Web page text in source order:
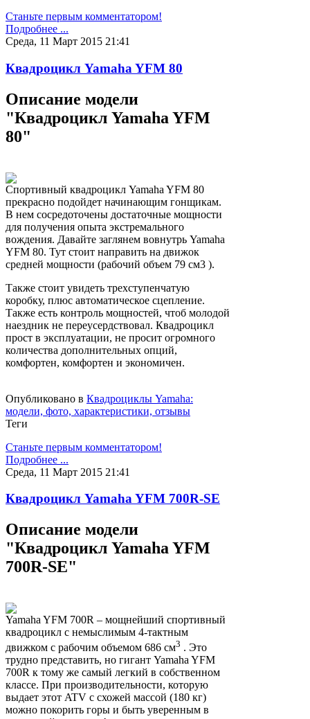
Станьте первым комментатором!
Подробнее ...
Среда, 11 Март 2015 21:41
Квадроцикл Yamaha YFM 80
Описание модели
"Квадроцикл Yamaha YFM
80"
Спортивный квадроцикл Yamaha YFM 80
прекрасно подойдет начинающим гонщикам.
В нем сосредоточены достаточные мощности
для получения опыта экстремального
вождения. Давайте заглянем вовнутрь Yamaha
YFM 80. Тут стоит направить на движок
средней мощности (рабочий объем 79 см3 ).
Также стоит увидеть трехступенчатую
коробку, плюс автоматическое сцепление.
Также есть контроль мощностей, чтоб молодой
наездник не переусердствовал. Квадроцикл
прост в эксплуатации, не просит огромного
количества дополнительных опций,
комфортен, комфортен и экономичен.
Опубликовано в Квадроциклы Yamaha:
модели, фото, характеристики, отзывы
Теги
Станьте первым комментатором!
Подробнее ...
Среда, 11 Март 2015 21:41
Квадроцикл Yamaha YFM 700R-SE
Описание модели
"Квадроцикл Yamaha YFM
700R-SE"
Yamaha YFM 700R – мощнейший спортивный
квадроцикл с немыслимым 4-тактным
движком с рабочим объемом 686 см3 . Это
трудно представить, но гигант Yamaha YFM
700R к тому же самый легкий в собственном
классе. При производительности, которую
выдает этот ATV с схожей массой (180 кг)
можно покорить горы и быть уверенным в